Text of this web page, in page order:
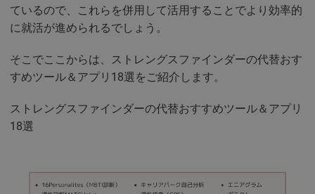
ているので、これらを併用して活用することでより効率的
に就活が進められるでしょう。
そこでここからは、ストレングスファインダーの代替おす
すめツール＆アプリ18選をご紹介します。
ストレングスファインダーの代替おすすめツール＆アプリ
18選